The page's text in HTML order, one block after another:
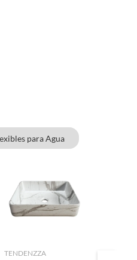
para Agua
TENDENZZA